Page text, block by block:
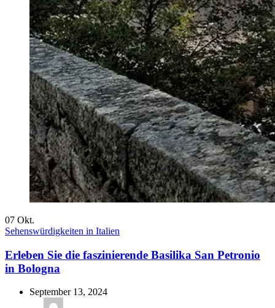
07 Okt.
Sehenswürdigkeiten in Italien
Erleben Sie die faszinierende Basilika San Petronio
in Bologna
September 13, 2024